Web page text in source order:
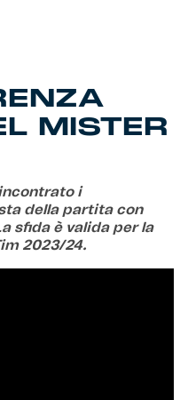
MISTER
i
della partita con
sfida è valida per la
2023/24.